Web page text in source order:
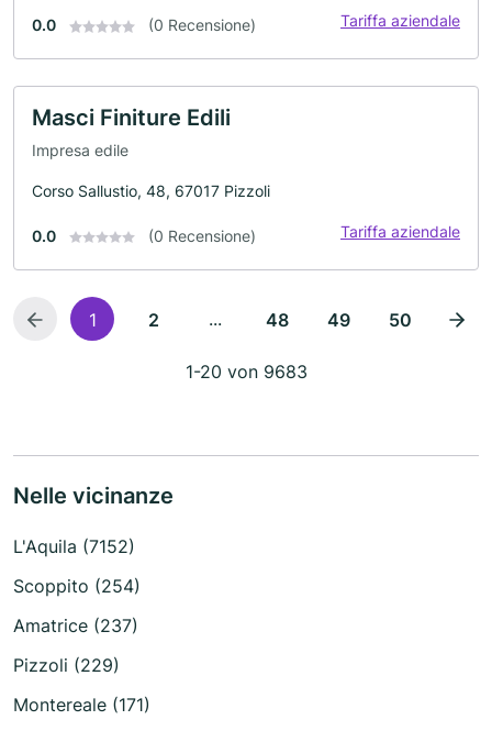
0.0 (0 Recensione) Tariffa aziendale
Masci Finiture Edili
Impresa edile
Corso Sallustio, 48, 67017 Pizzoli
0.0 (0 Recensione) Tariffa aziendale
1 2 ... 48 49 50
1-20 von 9683
Nelle vicinanze
L'Aquila (7152)
Scoppito (254)
Amatrice (237)
Pizzoli (229)
Montereale (171)